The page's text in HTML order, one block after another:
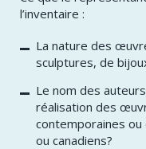
l’inventaire :
La nature des
sculptures, de
Le nom des
réalisation des
contemporaines ou
ou canadiens?